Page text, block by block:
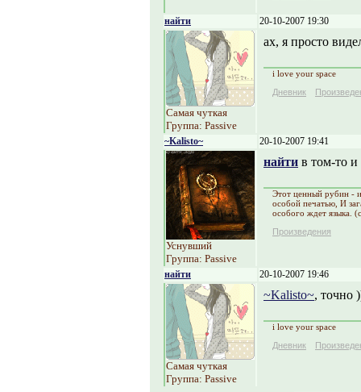
найти 20-10-2007 19:30
Самая чуткая
Группа: Passive
ах, я просто
i love your space
Дневник
~Kalisto~ 20-10-2007 19:41
Уснувший
Группа: Passive
найти в том-то и
Этот ценный рубин -
особой печатью, И
особого ждет языка.
Произведения
найти 20-10-2007 19:46
Самая чуткая
Группа: Passive
~Kalisto~, точно
i love your space
Дневник